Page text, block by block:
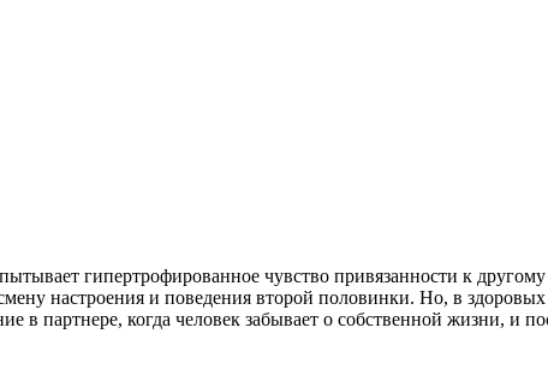
гипертрофированное чувство привязанности к
настроения и поведения второй половинки. Но, в
партнере, когда человек забывает о собственной жизни, и